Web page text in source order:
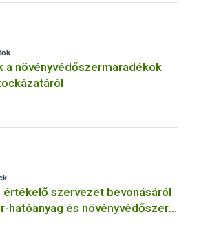
a növényvédőszermaradékok
értékelő szervezet bevonásáról
hatóanyag és növényvédőszer
továbbá a meglévő engedély
vagy módosítására irányuló